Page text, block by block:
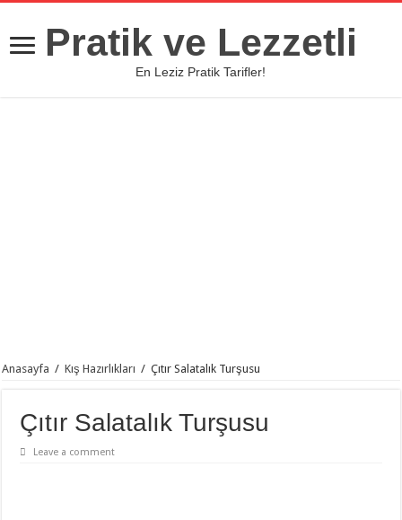
Pratik ve Lezzetli
En Leziz Pratik Tarifler!
Anasayfa / Kış Hazırlıkları / Çıtır Salatalık Turşusu
Çıtır Salatalık Turşusu
Leave a comment